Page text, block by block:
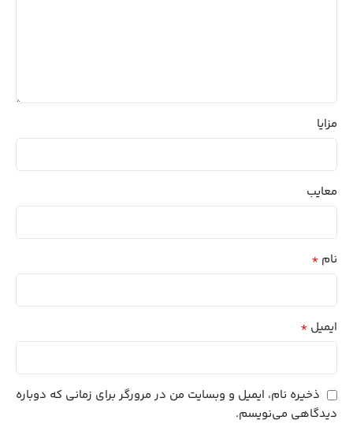
مزایا
معایب
نام *
ایمیل *
ذخیره نام، ایمیل و وبسایت من در مرورگر برای زمانی که دوباره
دیدگاهی می‌نویسم.